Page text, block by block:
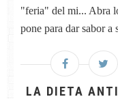
"feria" del mi... Abra
pone para dar sabor a
LA DIETA